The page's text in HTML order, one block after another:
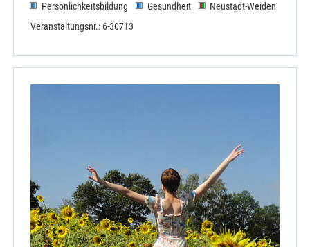
Persönlichkeitsbildung Gesundheit
Neustadt-Weiden
Veranstaltungsnr.: 6-30713